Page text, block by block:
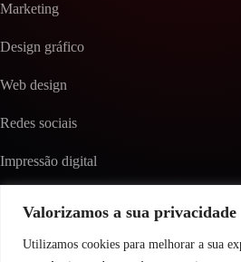
Valorizamos a sua privacidade
Utilizamos cookies para melhorar a sua
Marketing
Design gráfico
Web design
Redes sociais
Impressão digital
© 2026 ForDesign. Todos os direitos